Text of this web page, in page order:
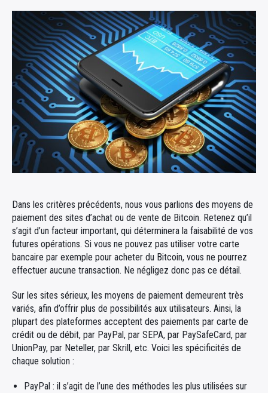
Dans les critères précédents, nous vous parlions des moyens de
paiement des sites d’achat ou de vente de Bitcoin. Retenez qu’il
s’agit d’un facteur important, qui déterminera la faisabilité de vos
futures opérations. Si vous ne pouvez pas utiliser votre carte
bancaire par exemple pour acheter du Bitcoin, vous ne pourrez
effectuer aucune transaction. Ne négligez donc pas ce détail.
Sur les sites sérieux, les moyens de paiement demeurent très
variés, afin d’offrir plus de possibilités aux utilisateurs. Ainsi, la
plupart des plateformes acceptent des paiements par carte de
crédit ou de débit, par PayPal, par SEPA, par PaySafeCard, par
UnionPay, par Neteller, par Skrill, etc. Voici les spécificités de
chaque solution :
PayPal : il s’agit de l’une des méthodes les plus utilisées sur